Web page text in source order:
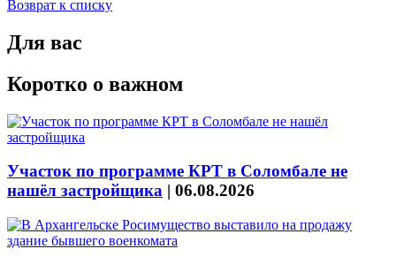
Возврат к списку
Для вас
Коротко о важном
Участок по программе КРТ в Соломбале не
нашёл застройщика | 06.08.2026